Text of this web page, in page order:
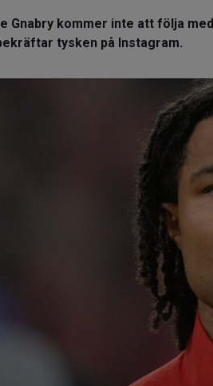
Gnabry kommer inte att följa
tysken på Instagram.